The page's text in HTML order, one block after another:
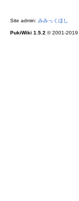
Site admin: みみっくほし
PukiWiki 1.5.2 © 2001-2019